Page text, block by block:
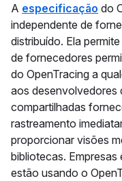
A especificação do
independente de
distribuído. Ela
de fornecedores
do OpenTracing a
aos desenvolvedores
compartilhadas
rastreamento
proporcionar visões
bibliotecas. Empresas
estão usando o